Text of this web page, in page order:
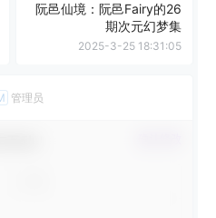
阮邑仙境：阮邑Fairy的26
期次元幻梦集
2025-3-25 18:31:05
管理员